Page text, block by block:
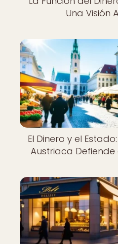
Una Visión
El Dinero y el
Austriaca